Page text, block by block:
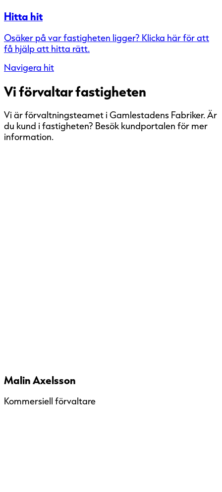
Hitta hit
Osäker på var fastigheten ligger? Klicka här för att
få hjälp att hitta rätt.
Navigera hit
Vi förvaltar fastigheten
Vi är förvaltningsteamet i Gamlestadens Fabriker. Är
du kund i fastigheten? Besök kundportalen för mer
information.
Malin Axelsson
Kommersiell förvaltare